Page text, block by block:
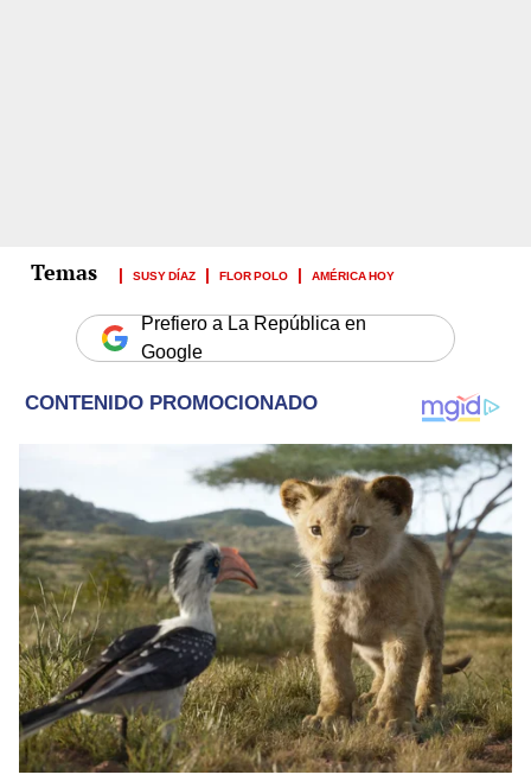
SUSY DÍAZ FLOR POLO AMÉRICA HOY
Prefiero a La República en
Google